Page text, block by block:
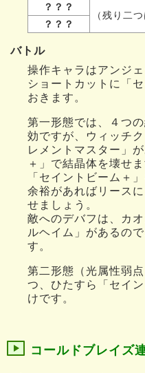
？？？
（残り二
？？？
バトル
操作キャラはアンジェ
ショートカットに「
おきます。
第一形態では、４つ
効ですが、ウィッチ
レメントマスター」
＋」で結晶体を壊せ
「セイントビーム＋
余裕があればリース
せましょう。
敵へのデバフは、カ
ルヘイム」があるの
す。
第二形態（光属性弱
つ、ひたすら「セイ
けです。
コールドブレイズ